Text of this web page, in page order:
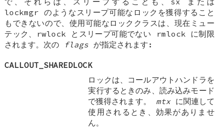
lockmgr のようなスリープ可能なロックを獲得すること
もできないので、使用可能なロッククラスは、現在ミュー
テック、rwlock とスリープ可能でない rmlock に制限
されます。次の
flags が指定されます:
CALLOUT_SHAREDLOCK
ロックは、コールアウトハンドラを
実行するときのみ、読み込みモード
で獲得されます。 mtxに関連して
使用されるとき、効果がありませ
ん。